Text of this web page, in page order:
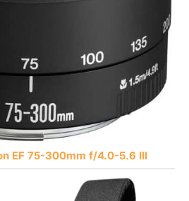
EF 75-300mm f/4.0-5.6 III